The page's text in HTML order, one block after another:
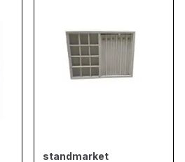
standmarket